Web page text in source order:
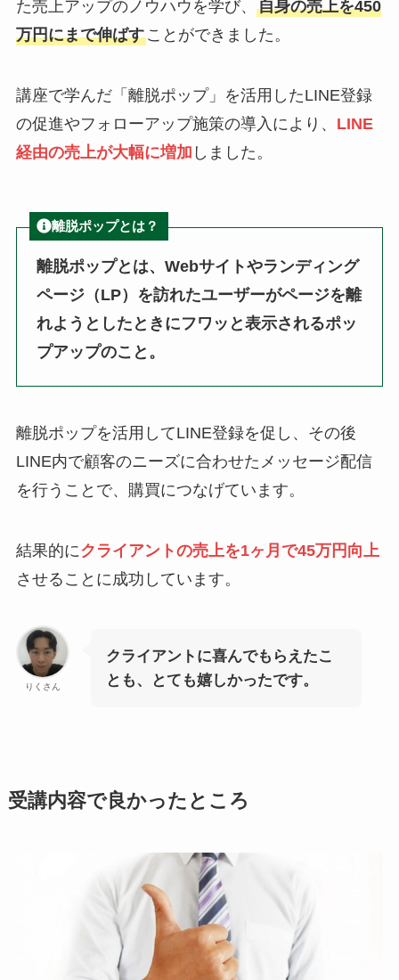
た売上アップのノウハウを学び、 自身の売上を450
万円にまで伸ばすことができました。
講座で学んだ「離脱ポップ」を活用したLINE登録
の促進やフォローアップ施策の導入により、 LINE
経由の売上が大幅に増加 しました。
離脱ポップとは？
離脱ポップとは、Webサイトやランディング
ページ（LP）を訪れたユーザーがページを離
れようとしたときにフワッと表示されるポッ
プアップのこと。
離脱ポップを活用してLINE登録を促し、その後
LINE内で顧客のニーズに合わせたメッセージ配信
を行うことで、購買につなげています。
結果的にクライアントの売上を1ヶ月で45万円向上
させることに成功しています。
りくさん
クライアントに喜んでもらえたこ
とも、とても嬉しかったです。
受講内容で良かったところ